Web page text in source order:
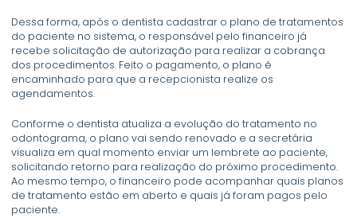
Dessa forma, após o dentista cadastrar o plano de tratamentos
do paciente no sistema, o responsável pelo financeiro já
recebe solicitação de autorização para realizar a cobrança
dos procedimentos. Feito o pagamento, o plano é
encaminhado para que a recepcionista realize os
agendamentos.
Conforme o dentista atualiza a evolução do tratamento no
odontograma, o plano vai sendo renovado e a secretária
visualiza em qual momento enviar um lembrete ao paciente,
solicitando retorno para realização do próximo procedimento.
Ao mesmo tempo, o financeiro pode acompanhar quais planos
de tratamento estão em aberto e quais já foram pagos pelo
paciente.